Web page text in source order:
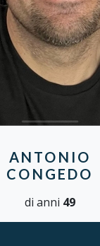
ANTONIO
CONGEDO
di anni 49